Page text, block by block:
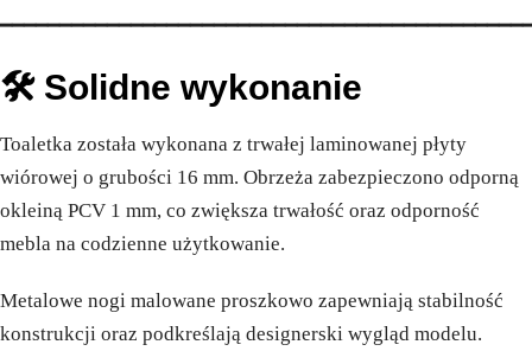
🛠️ Solidne wykonanie
Toaletka została wykonana z trwałej laminowanej płyty
wiórowej o grubości 16 mm. Obrzeża zabezpieczono odporną
okleiną PCV 1 mm, co zwiększa trwałość oraz odporność
mebla na codzienne użytkowanie.
Metalowe nogi malowane proszkowo zapewniają stabilność
konstrukcji oraz podkreślają designerski wygląd modelu.